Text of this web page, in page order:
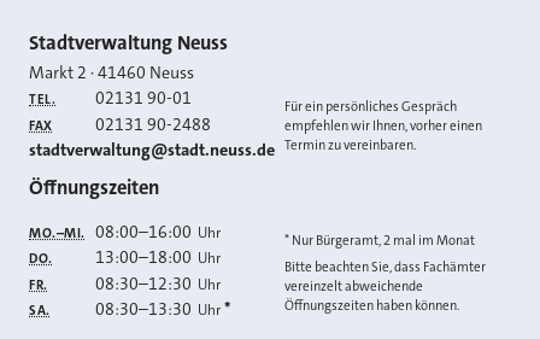
Kontakt
Stadtverwaltung Neuss
Markt 2 ·41460 Neuss
TEL. 02131 90-01
FAX 02131 90-2488
E-MAIL
stadtverwaltung@stadt.neuss.de
Für ein persönliches Gespräch
empfehlen wir Ihnen, vorher einen
Termin zu vereinbaren.
Öffnungszeiten
MO.–MI. 08:00–16:00 Uhr
DO. 13:00–18:00 Uhr
FR. 08:30–12:30 Uhr
SA. 08:30–13:30 Uhr *
* Nur Bürgeramt, 2 mal im Monat
Bitte beachten Sie, dass Fachämter
vereinzelt abweichende
Öffnungszeiten haben können.